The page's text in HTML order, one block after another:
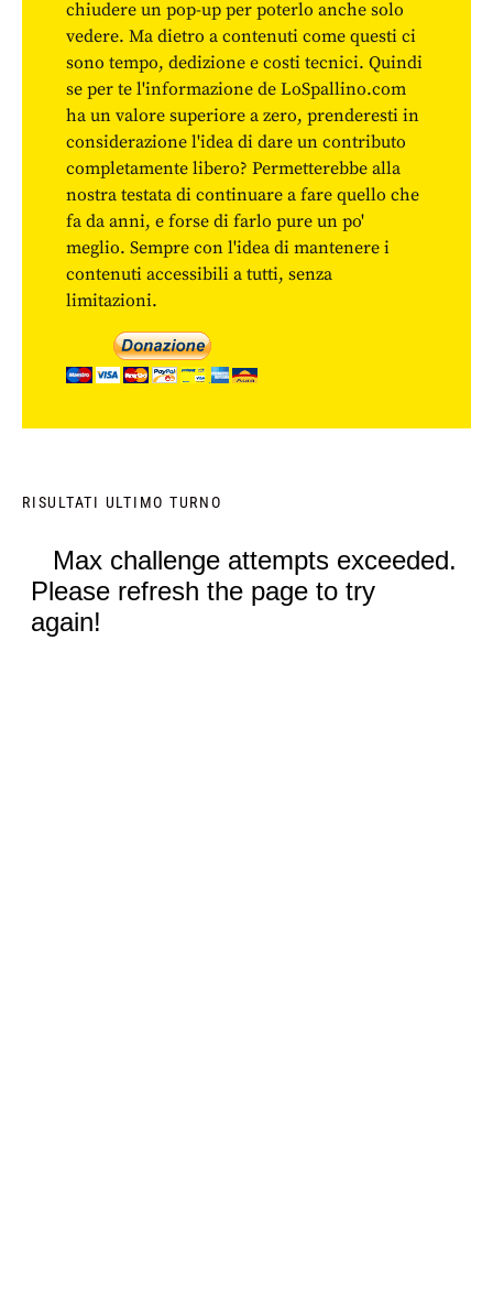
chiudere un pop-up per poterlo anche solo
vedere. Ma dietro a contenuti come questi ci
sono tempo, dedizione e costi tecnici. Quindi
se per te l'informazione de LoSpallino.com
ha un valore superiore a zero, prenderesti in
considerazione l'idea di dare un contributo
completamente libero? Permetterebbe alla
nostra testata di continuare a fare quello che
fa da anni, e forse di farlo pure un po'
meglio. Sempre con l'idea di mantenere i
contenuti accessibili a tutti, senza
limitazioni.
RISULTATI ULTIMO TURNO